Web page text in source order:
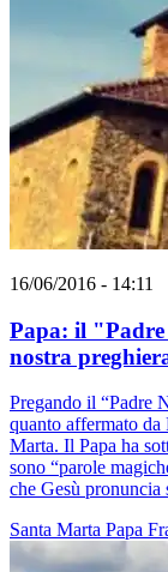
16/06/2016 - 14:11
Papa: il "Padre
nostra
Pregando il “Padre
quanto affermato da
Marta. Il Papa ha
sono “parole
che Gesù pronuncia
Santa Marta Papa